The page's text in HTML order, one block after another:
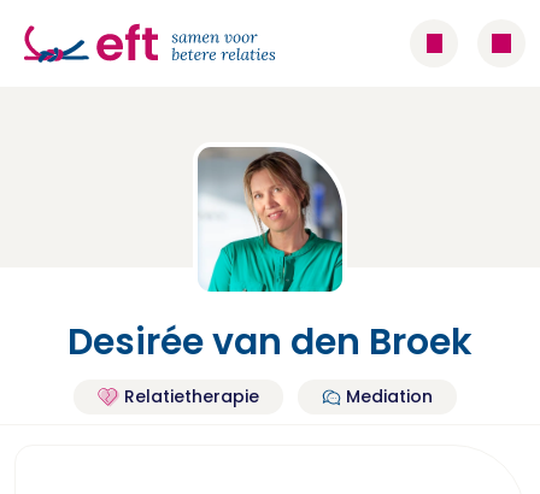
Desirée van den Broek
Relatietherapie Mediation